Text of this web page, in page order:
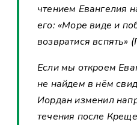
чтением Евангелия
его: «Море виде и
возвратися вспять»
Если мы откроем
не найдем в нём
Иордан изменил
течения после